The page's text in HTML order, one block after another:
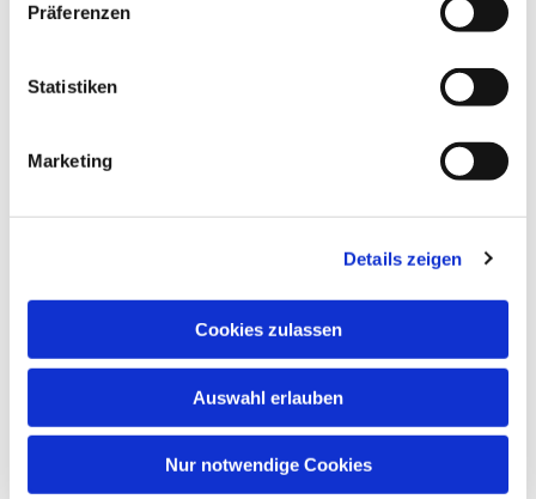
Präferenzen
Statistiken
Marketing
Details zeigen
Cookies zulassen
Auswahl erlauben
Nur notwendige Cookies